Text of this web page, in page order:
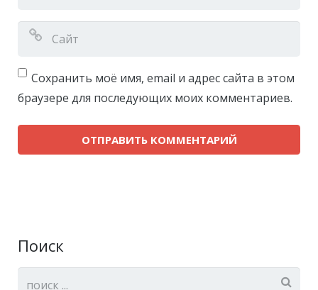
Сохранить моё имя, email и адрес сайта в этом
браузере для последующих моих комментариев.
Поиск